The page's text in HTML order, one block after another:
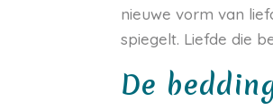
nieuwe vorm van
spiegelt. Liefde die
De